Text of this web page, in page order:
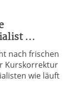
...
nach frischen
Kurskorrektur
wie läuft